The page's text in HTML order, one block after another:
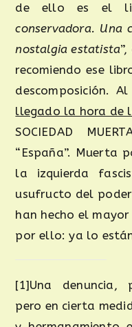
de ello es el
conservadora. Una
nostalgia estatista
recomiendo ese
descomposición.
llegado la hora de
SOCIEDAD
“España”. Muerta
la izquierda
usufructo del
han hecho el
por ello: ya lo
[1]Una denuncia,
pero en cierta